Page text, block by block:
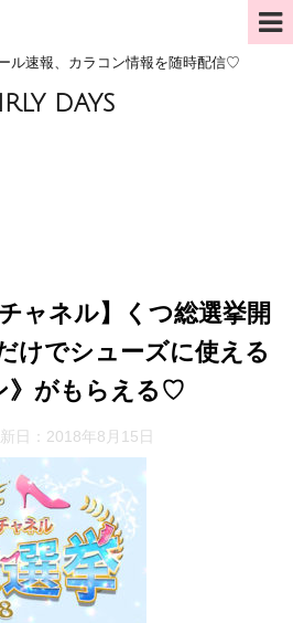
ル速報、カラコン情報を随時配信♡
DAYS
ャネル】くつ総選挙開
けでシューズに使える
》がもらえる♡
日： 2018年8月15日